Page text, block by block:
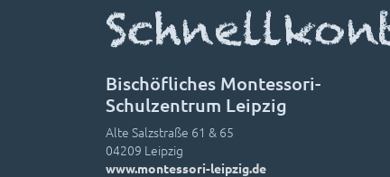
Bischöfliches Montessori-
Schulzentrum Leipzig
Alte Salzstraße 61 & 65
04209 Leipzig
www.montessori-leipzig.de